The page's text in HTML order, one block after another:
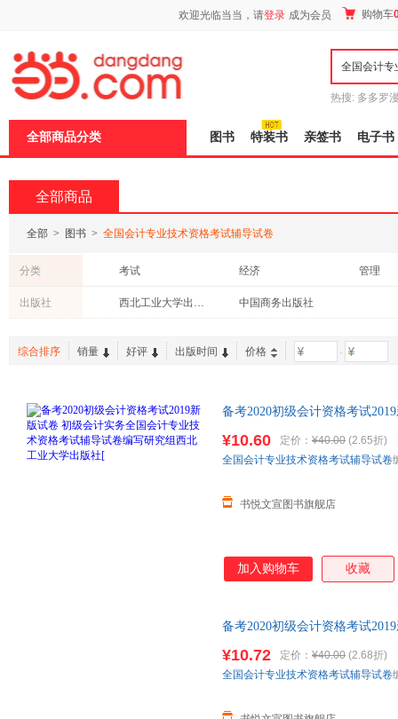
欢迎光临当当，请登录 成为会员 购物车
热搜: 多多罗
全部商品分类 图书 特装书 亲签书 电子书
全部商品
全部 > 图书 > 全国会计专业技术资格考试辅导试卷
分类 考试 经济 管理
出版社 西北工业大学出版社 中国商务出版社
综合排序 销量 好评 出版时间 价格 -
备考2020初级会计资格考试
货,品质保障.套装单售,优惠多
¥10.60 定价： ¥40.00 (2.65折)
书悦文宣图书旗舰店
全国会计专业技术资格考试辅导试卷
加入购物车 收藏
备考2020初级会计资格考试
发货,品质保障.套装单售,优惠
¥10.72 定价： ¥40.00 (2.68折)
全国会计专业技术资格考试辅导试卷
页
加